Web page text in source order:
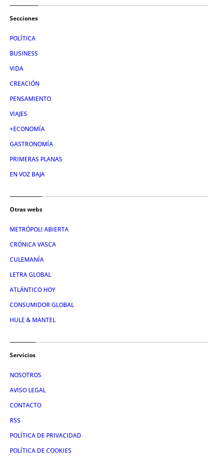
Secciones
POLÍTICA
BUSINESS
VIDA
CREACIÓN
PENSAMIENTO
VIAJES
+ECONOMÍA
GASTRONOMÍA
PRIMERAS PLANAS
EN VOZ BAJA
Otras webs
METRÓPOLI ABIERTA
CRÓNICA VASCA
CULEMANÍA
LETRA GLOBAL
ATLÁNTICO HOY
CONSUMIDOR GLOBAL
HULE & MANTEL
Servicios
NOSOTROS
AVISO LEGAL
CONTACTO
RSS
POLÍTICA DE PRIVACIDAD
POLÍTICA DE COOKIES